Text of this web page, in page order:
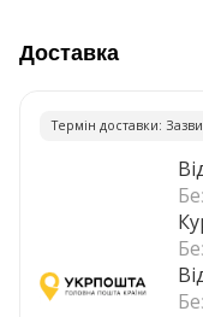
Доставка
Термiн доставки: